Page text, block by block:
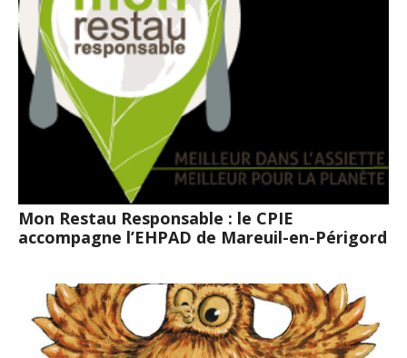
Mon Restau Responsable : le CPIE
accompagne l’EHPAD de Mareuil-en-Périgord